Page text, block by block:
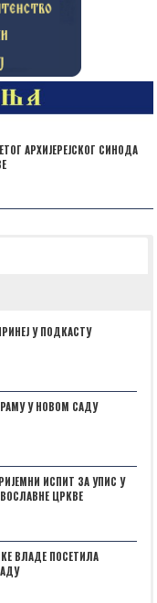
АРХИЈЕРЕЈСКОГ СИНОДА
У ПОДКАСТУ
У НОВОМ САДУ
ИСПИТ ЗА УПИС У
ЦРКВЕ
ВЛАДЕ ПОСЕТИЛА